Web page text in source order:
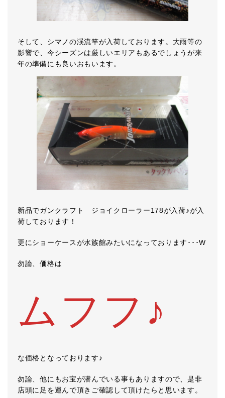
そして、シマノの渓流竿が入荷しております。大雨等の
影響で、今シーズンは厳しいエリアもあるでしょうが来
年の準備にも良いおもいます。
新品でガンクラフト ジョイクローラー178が入荷♪が入
荷しております！
更にショーケースが水族館みたいになっております･･･W
勿論、価格は
ムフフ♪
な価格となっております♪
勿論、他にもお宝が潜んでいる事もありますので、是非
店頭に足を運んで頂きご確認して頂けたらと思います。